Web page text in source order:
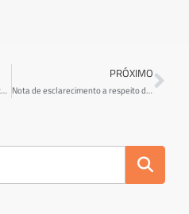
Bancos cortaram mais de 3 mil postos de trabalho em 2019
PRÓXIMO
Nota de esclarecimento a respeito das remoções realizadas pelo Banco do Brasil